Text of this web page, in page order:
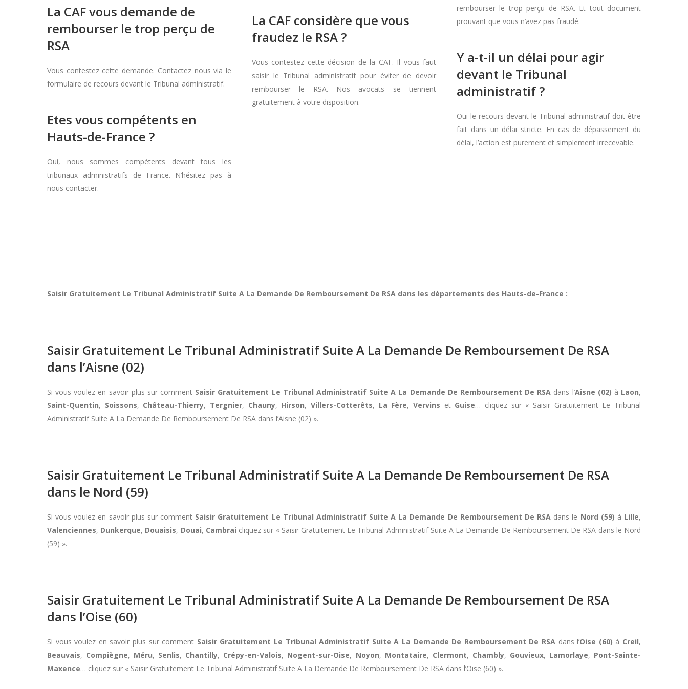
La CAF vous demande de
rembourser le trop perçu de
RSA
Vous contestez cette demande. Contactez nous via le
formulaire de recours devant le Tribunal administratif.
Etes vous compétents en
Hauts-de-France ?
Oui, nous sommes compétents devant tous les
tribunaux administratifs de France. N’hésitez pas à
nous contacter.
La CAF considère que vous
fraudez le RSA ?
Vous contestez cette décision de la CAF. Il vous faut
saisir le Tribunal administratif pour éviter de devoir
rembourser le RSA. Nos avocats se tiennent
gratuitement à votre disposition.
rembourser le trop perçu de RSA. Et tout document
prouvant que vous n’avez pas fraudé.
Y a-t-il un délai pour agir
devant le Tribunal
administratif ?
Oui le recours devant le Tribunal administratif doit être
fait dans un délai stricte. En cas de dépassement du
délai, l’action est purement et simplement irrecevable.
Saisir Gratuitement Le Tribunal Administratif Suite A La Demande De Remboursement De RSA dans les départements des Hauts-de-France :
Saisir Gratuitement Le Tribunal Administratif Suite A La Demande De Remboursement De RSA
dans l’Aisne (02)
Si vous voulez en savoir plus sur comment Saisir Gratuitement Le Tribunal Administratif Suite A La Demande De Remboursement De RSA dans l’Aisne (02) à Laon,
Saint-Quentin, Soissons, Château-Thierry, Tergnier, Chauny, Hirson,Villers-Cotterêts, La Fère,Vervins et Guise… cliquez sur « Saisir Gratuitement Le Tribunal
Administratif Suite A La Demande De Remboursement De RSA dans l’Aisne (02) ».
Saisir Gratuitement Le Tribunal Administratif Suite A La Demande De Remboursement De RSA
dans le Nord (59)
Si vous voulez en savoir plus sur comment Saisir Gratuitement Le Tribunal Administratif Suite A La Demande De Remboursement De RSA dans le Nord (59) à Lille,
Valenciennes, Dunkerque, Douaisis, Douai, Cambrai cliquez sur « Saisir Gratuitement Le Tribunal Administratif Suite A La Demande De Remboursement De RSA dans le Nord
(59) ».
Saisir Gratuitement Le Tribunal Administratif Suite A La Demande De Remboursement De RSA
dans l’Oise (60)
Si vous voulez en savoir plus sur comment Saisir Gratuitement Le Tribunal Administratif Suite A La Demande De Remboursement De RSA dans l’Oise (60) à Creil,
Beauvais, Compiègne, Méru, Senlis, Chantilly, Crépy-en-Valois, Nogent-sur-Oise, Noyon, Montataire, Clermont, Chambly, Gouvieux, Lamorlaye, Pont-Sainte-
Maxence… cliquez sur « Saisir Gratuitement Le Tribunal Administratif Suite A La Demande De Remboursement De RSA dans l’Oise (60) ».